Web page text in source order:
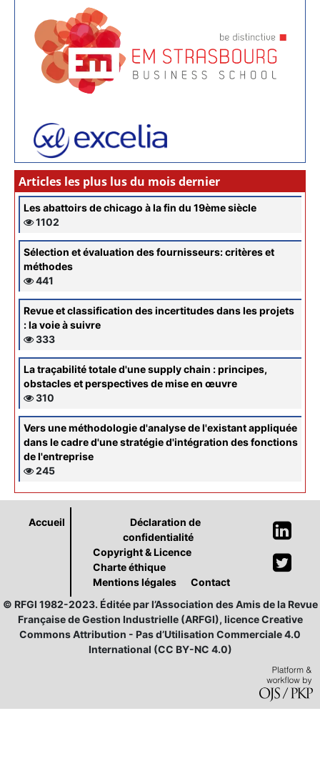
Articles les plus lus du mois dernier
Les abattoirs de chicago à la fin du 19ème siècle
1102
Sélection et évaluation des fournisseurs: critères et
méthodes
441
Revue et classification des incertitudes dans les projets
: la voie à suivre
333
La traçabilité totale d'une supply chain : principes,
obstacles et perspectives de mise en œuvre
310
Vers une méthodologie d'analyse de l'existant appliquée
dans le cadre d'une stratégie d'intégration des fonctions
de l'entreprise
245
Accueil
Déclaration de
confidentialité
Copyright & Licence
Charte éthique
Mentions légales
Contact
© RFGI 1982-2023. Éditée par l’Association des Amis de la Revue
Française de Gestion Industrielle (ARFGI), licence Creative
Commons Attribution - Pas d’Utilisation Commerciale 4.0
International (CC BY-NC 4.0)